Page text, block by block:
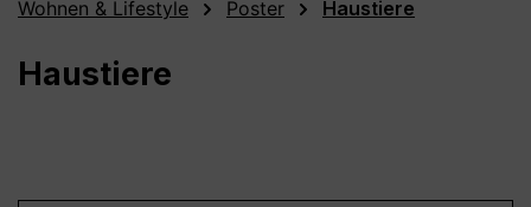
Wohnen & Lifestyle Poster Haustiere
Haustiere